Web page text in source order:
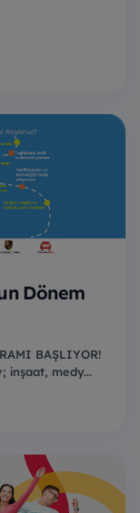
Dönem
BAŞLIYOR!
inşaat, medy...